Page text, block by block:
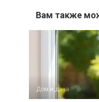
Вам также
Дом и дача